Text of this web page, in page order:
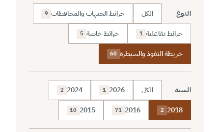
النوع الكل خرائط الجبهات والمحافظات 9
خرائط تفاعلية 1 خرائط خاصة 5
خريطة النفوذ والسيطرة 60
السنة الكل 2026
1
2024
2
2018
2
2016
71
2015
10